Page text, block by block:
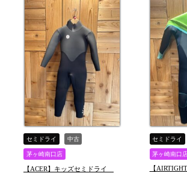
セミドライ 中古
茅ヶ崎南口店
その他ブランド
【ACER】キッズセミドライ
セミドライ
茅ヶ崎南口
【